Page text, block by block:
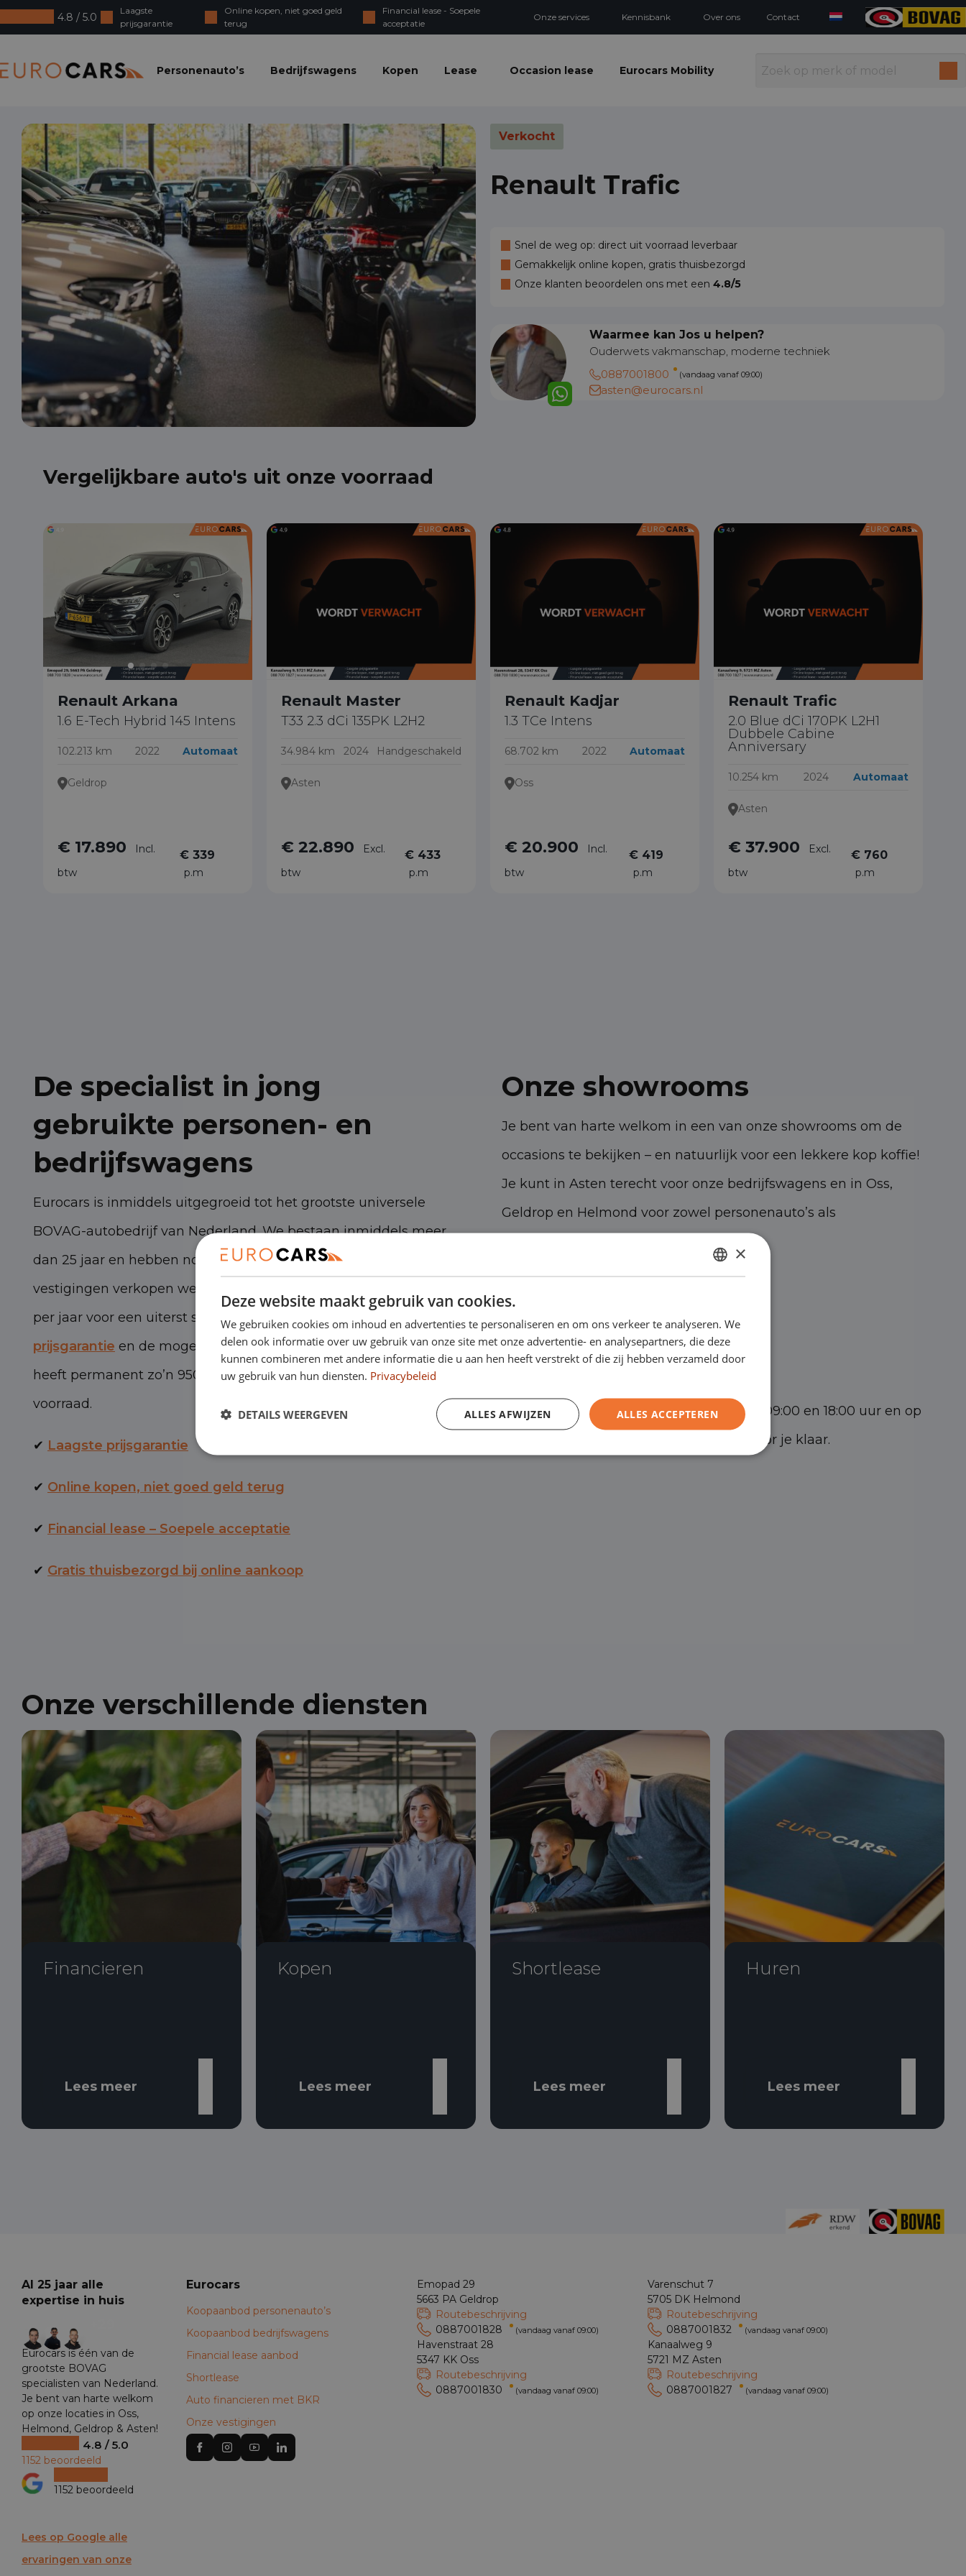
4.8 / 5.0
Laagste
prijsgarantie
Online kopen, niet goed geld
terug
Financial lease - Soepele
acceptatie
Onze services Kennisbank Over ons Contact
Personenauto’s
Bedrijfswagens Kopen Lease Occasion lease Eurocars Mobility
Verkocht
Renault Trafic
Snel de weg op: direct uit voorraad leverbaar
Gemakkelijk online kopen, gratis thuisbezorgd
Onze klanten beoordelen ons met een 4.8/5
Waarmee kan Jos u helpen?
Ouderwets vakmanschap, moderne techniek
0887001800
(vandaag vanaf 09:00)
asten@eurocars.nl
Vergelijkbare auto's uit onze voorraad
Renault Arkana
1.6 E-Tech Hybrid 145 Intens
102.213 km 2022 Automaat
Geldrop
€ 17.890
Incl.
btw
€ 339
p.m
Renault Master
T33 2.3 dCi 135PK L2H2
34.984 km 2024 Handgeschakeld
Asten
€ 22.890
Excl.
btw
€ 433
p.m
Renault Kadjar
1.3 TCe Intens
68.702 km 2022 Automaat
Oss
€ 20.900
Incl.
btw
€ 419
p.m
Renault Trafic
2.0 Blue dCi 170PK L2H1
Dubbele Cabine
Anniversary
10.254 km 2024 Automaat
Asten
€ 37.900
Excl.
btw
€ 760
p.m
De specialist in jong
gebruikte personen- en
bedrijfswagens
Eurocars is inmiddels uitgegroeid tot het grootste universele
BOVAG-autobedrijf van Nederland. We bestaan inmiddels meer
dan 25 jaar en hebben nog steeds torenhoge ambities. Met onze
vestigingen verkopen we zo’n 3.000 personen- en bedrijfswagens
per jaar voor een uiterst scherpe prijs, met een
laagste
prijsgarantie en de mogelijkheid van BOVAG-garantie. Eurocars
heeft permanent zo’n 950 personen- en bedrijfswagens op
voorraad.
✔ Laagste prijsgarantie
✔ Online kopen, niet goed geld terug
✔ Financial lease – Soepele acceptatie
✔ Gratis thuisbezorgd bij online aankoop
Onze showrooms
Je bent van harte welkom in een van onze showrooms om de
occasions te bekijken – en natuurlijk voor een lekkere kop koffie!
Je kunt in Asten terecht voor onze bedrijfswagens en in Oss,
Geldrop en Helmond voor zowel personenauto’s als
Emopad 29, 5663 PA Geldrop
Varenschut 7, 5705 DK Helmond
Van maandag tot en met vrijdag tussen 09:00 en 18:00 uur en op
zaterdag van 09:00 tot 17:00 staan wij voor je klaar.
Onze verschillende diensten
Financieren
Lees meer
Kopen
Lees meer
Shortlease
Lees meer
Huren
Lees meer
Al 25 jaar alle
expertise in huis
Eurocars is één van de
grootste BOVAG
specialisten van Nederland.
Je bent van harte welkom
op onze locaties in Oss,
Helmond, Geldrop & Asten!
4.8 / 5.0
1152 beoordeeld
1152 beoordeeld
Lees op Google alle
ervaringen van onze
Eurocars
Koopaanbod personenauto’s
Koopaanbod bedrijfswagens
Financial lease aanbod
Shortlease
Auto financieren met BKR
Onze vestigingen
Emopad 29
5663 PA Geldrop
Routebeschrijving
0887001828
(vandaag vanaf 09:00)
Havenstraat 28
5347 KK Oss
Routebeschrijving
0887001830
(vandaag vanaf 09:00)
Varenschut 7
5705 DK Helmond
Routebeschrijving
0887001832
(vandaag vanaf 09:00)
Kanaalweg 9
5721 MZ Asten
Routebeschrijving
0887001827
(vandaag vanaf 09:00)
DUTCH
GERMAN
×
Deze website maakt gebruik van cookies.
We gebruiken cookies om inhoud en advertenties te personaliseren en om ons verkeer te analyseren. We
delen ook informatie over uw gebruik van onze site met onze advertentie- en analysepartners, die deze
kunnen combineren met andere informatie die u aan hen heeft verstrekt of die zij hebben verzameld door
uw gebruik van hun diensten. Privacybeleid
ALLES ACCEPTEREN
ALLES AFWIJZEN
DETAILS WEERGEVEN